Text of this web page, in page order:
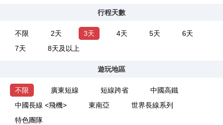
行程天數
不限 2天 3天 4天 5天
6天
7天
8天及以上
遊玩地區
不限 廣東短線 短線跨省
中國高鐵
中國長線 <飛機>
東南亞
世界長線系列
特色團隊